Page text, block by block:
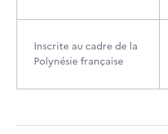
Inscrite au cadre de la
Polynésie française